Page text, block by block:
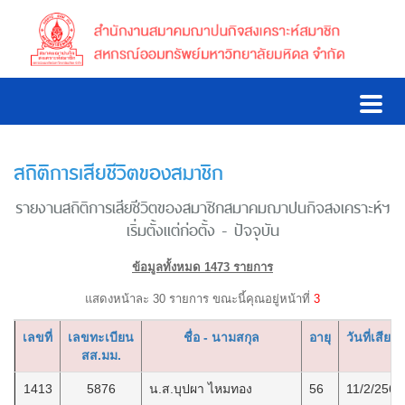
สถิติการเสียชีวิตของสมาชิก
รายงานสถิติการเสียชีวิตของสมาชิกสมาคมฌาปนกิจสงเคราะห์ฯ
เริ่มตั้งแต่ก่อตั้ง - ปัจจุบัน
ข้อมูลทั้งหมด 1473 รายการ
แสดงหน้าละ 30 รายการ ขณะนี้คุณอยู่หน้าที่ 3
เลขที่
เลขทะเบียน
สส.มม.
ชื่อ - นามสกุล อายุ วันที่เสียชี
1413 5876 น.ส.บุปผา ไหมทอง 56 11/2/2569